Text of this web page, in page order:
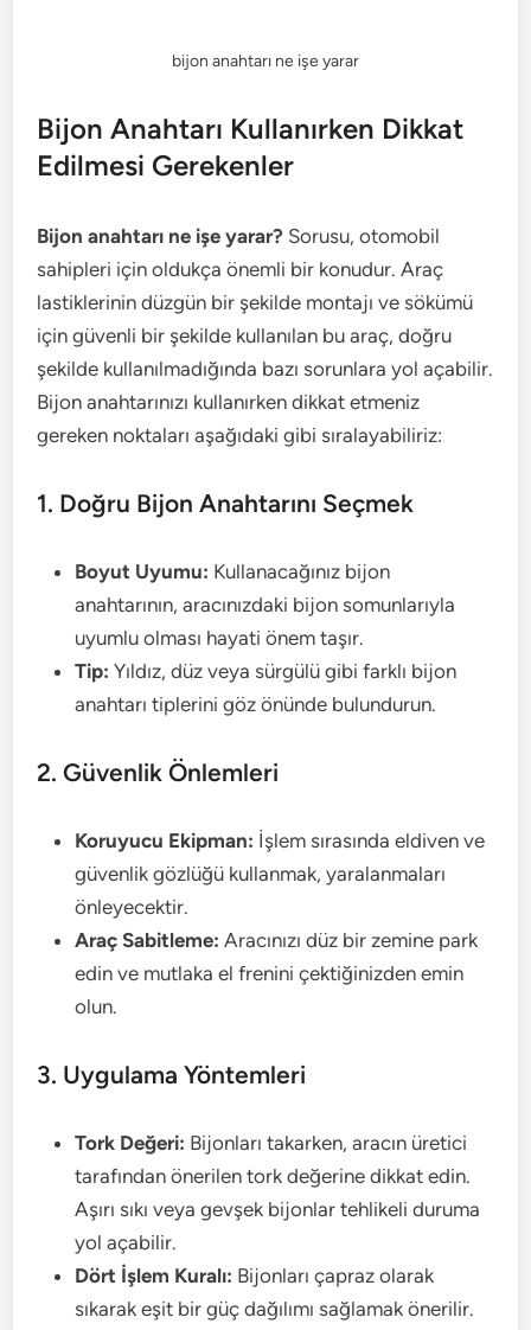
bijon anahtarı ne işe yarar
Bijon Anahtarı Kullanırken Dikkat
Edilmesi Gerekenler
Bijon anahtarı ne işe yarar? Sorusu, otomobil
sahipleri için oldukça önemli bir konudur. Araç
lastiklerinin düzgün bir şekilde montajı ve sökümü
için güvenli bir şekilde kullanılan bu araç, doğru
şekilde kullanılmadığında bazı sorunlara yol açabilir.
Bijon anahtarınızı kullanırken dikkat etmeniz
gereken noktaları aşağıdaki gibi sıralayabiliriz:
1. Doğru Bijon Anahtarını Seçmek
Boyut Uyumu: Kullanacağınız bijon
anahtarının, aracınızdaki bijon somunlarıyla
uyumlu olması hayati önem taşır.
Tip: Yıldız, düz veya sürgülü gibi farklı bijon
anahtarı tiplerini göz önünde bulundurun.
2. Güvenlik Önlemleri
Koruyucu Ekipman: İşlem sırasında eldiven ve
güvenlik gözlüğü kullanmak, yaralanmaları
önleyecektir.
Araç Sabitleme: Aracınızı düz bir zemine park
edin ve mutlaka el frenini çektiğinizden emin
olun.
3. Uygulama Yöntemleri
Tork Değeri: Bijonları takarken, aracın üretici
tarafından önerilen tork değerine dikkat edin.
Aşırı sıkı veya gevşek bijonlar tehlikeli duruma
yol açabilir.
Dört İşlem Kuralı: Bijonları çapraz olarak
sıkarak eşit bir güç dağılımı sağlamak önerilir.